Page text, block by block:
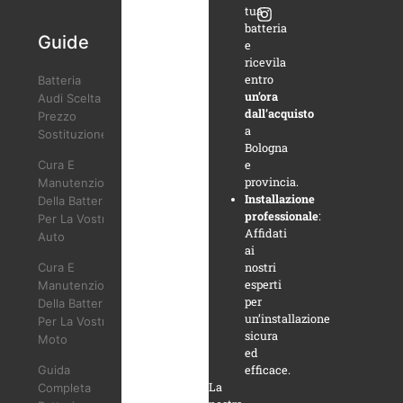
tua
batteria
e
ricevila
entro
un’ora
dall’acquisto
a
Bologna
e
provincia.
Installazione
professionale:
Affidati
ai
nostri
esperti
per
un’installazione
sicura
ed
efficace.
La
Guide
Batteria
Audi Scelta
Prezzo
Sostituzione
Cura E
Manutenzione
Della Batteria
Per La Vostra
Auto
Cura E
Manutenzione
Della Batteria
Per La Vostra
Moto
Guida
Completa